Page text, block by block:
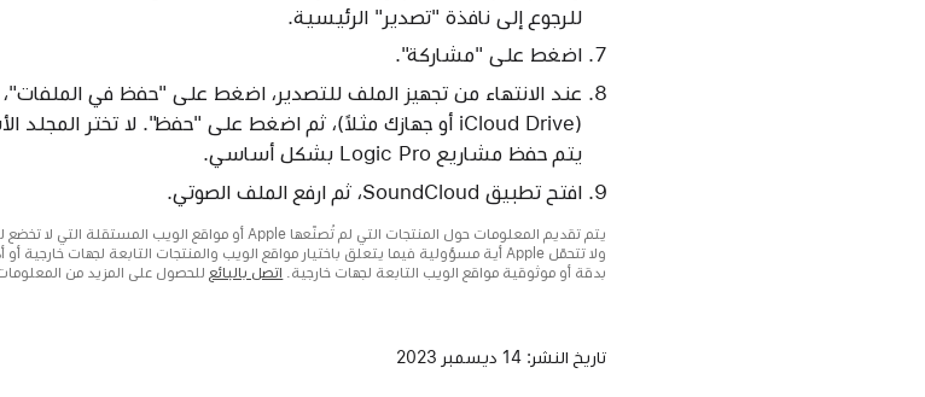
للرجوع إلى نافذة "تصدير" الرئيسية.
اضغط على "مشاركة".
عند الانتهاء من تجهيز الملف للتصدير، اضغط على "حفظ في
يتم حفظ مشاريع Logic Pro بشكل أساسي.
افتح تطبيق SoundCloud، ثم ارفع الملف الصوتي.
بدقة أو موثوقية مواقع الويب التابعة لجهات خارجية. اتصل بالبائع للحصول على المزيد من
تاريخ النشر: 14 ديسمبر 2023